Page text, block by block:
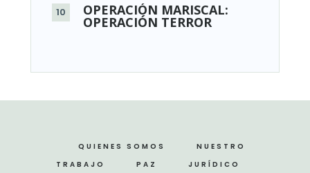
OPERACIÓN MARISCAL:
OPERACIÓN TERROR
QUIENES SOMOS
NUESTRO
TRABAJO
PAZ
JURÍDICO